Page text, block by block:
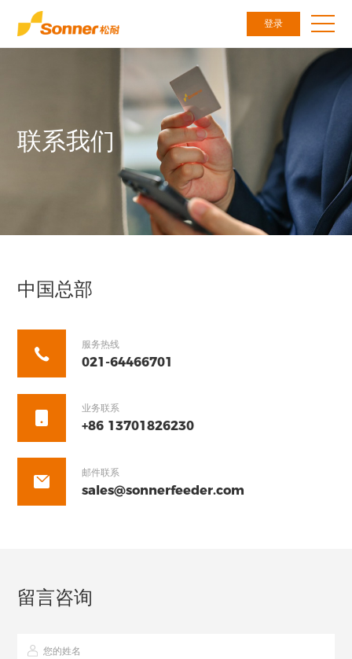
登录
联系我们
中国总部
服务热线
021-64466701
业务联系
+86 13701826230
邮件联系
sales@sonnerfeeder.com
留言咨询